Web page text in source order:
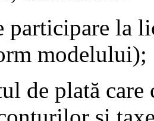
participare la
modelului);
de plată care